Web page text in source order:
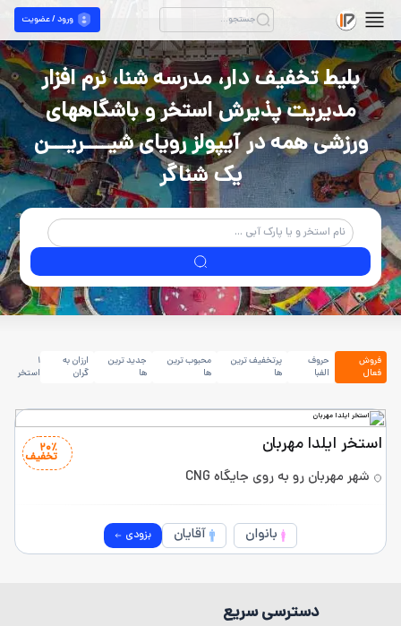
ورود / عضویت
بلیط تخفیف دار، مدرسه شنا، نرم افزار
مدیریت پذیرش استخر و باشگاههای
ورزشی همه در آیپولز رویای شیــــریـــن
یک شناگر
فروش
فعال
حروف
الفبا
پرتخفیف ترین
ها
محبوب ترین
ها
جدید ترین
ها
ارزان به
گران
1
استخر
۲۰٪
تخفیف
استخر ایلدا مهربان
شهر مهربان رو به روی جایگاه CNG
بانوان آقایان بزودی
دسترسی سریع